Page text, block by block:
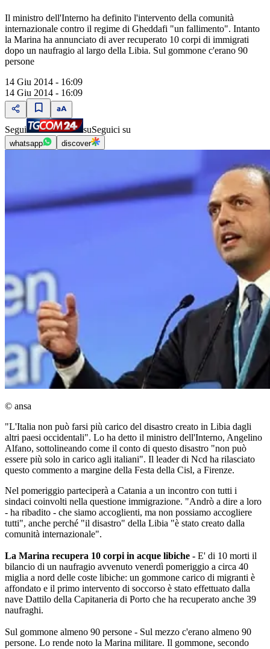
Il ministro dell'Interno ha definito l'intervento della comunità
internazionale contro il regime di Gheddafi "un fallimento". Intanto
la Marina ha annunciato di aver recuperato 10 corpi di immigrati
dopo un naufragio al largo della Libia. Sul gommone c'erano 90
persone
14 Giu 2014 - 16:09
14 Giu 2014 - 16:09
Segui suSeguici su
whatsapp discover
© ansa
"L'Italia non può farsi più carico del disastro creato in Libia dagli
altri paesi occidentali". Lo ha detto il ministro dell'Interno, Angelino
Alfano, sottolineando come il conto di questo disastro "non può
essere più solo in carico agli italiani". Il leader di Ncd ha rilasciato
questo commento a margine della Festa della Cisl, a Firenze.
Nel pomeriggio parteciperà a Catania a un incontro con tutti i
sindaci coinvolti nella questione immigrazione. "Andrò a dire a loro
- ha ribadito - che siamo accoglienti, ma non possiamo accogliere
tutti", anche perché "il disastro" della Libia "è stato creato dalla
comunità internazionale".
La Marina recupera 10 corpi in acque libiche - E' di 10 morti il
bilancio di un naufragio avvenuto venerdì pomeriggio a circa 40
miglia a nord delle coste libiche: un gommone carico di migranti è
affondato e il primo intervento di soccorso è stato effettuato dalla
nave Dattilo della Capitaneria di Porto che ha recuperato anche 39
naufraghi.
Sul gommone almeno 90 persone - Sul mezzo c'erano almeno 90
persone. Lo rende noto la Marina militare. Il gommone, secondo